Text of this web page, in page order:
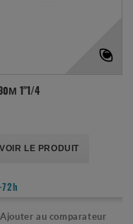
1"1/4
VOIR LE PRODUIT
72h
Ajouter au comparateur